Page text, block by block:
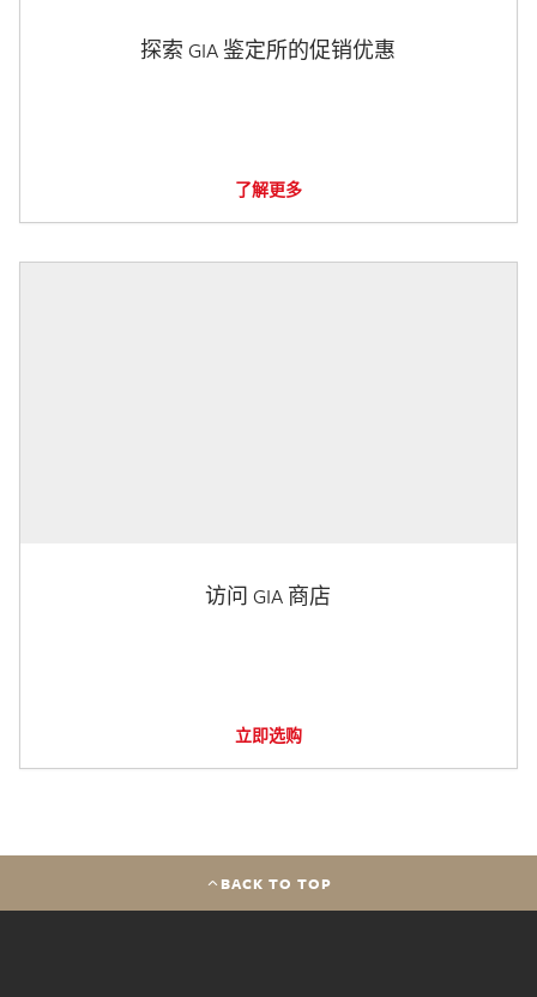
探索 GIA 鉴定所的促销优惠
了解更多
访问 GIA 商店
立即选购
BACK TO TOP